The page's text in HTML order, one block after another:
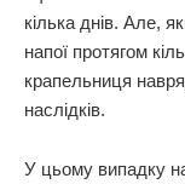
кілька днів. Але,
напої протягом
крапельниця
наслідків.
У цьому випадку